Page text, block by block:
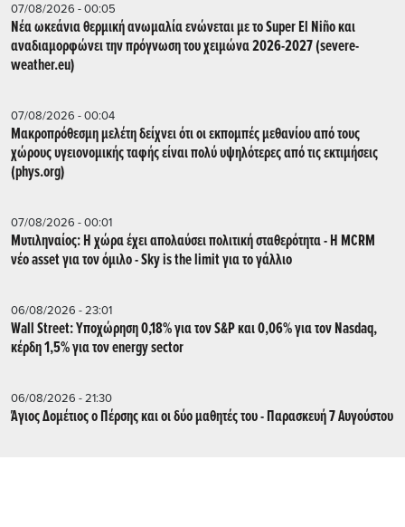
07/08/2026 - 00:05
Νέα ωκεάνια θερμική ανωμαλία ενώνεται με το Super El Niño και
αναδιαμορφώνει την πρόγνωση του χειμώνα 2026-2027 (severe-
weather.eu)
07/08/2026 - 00:04
Μακροπρόθεσμη μελέτη δείχνει ότι οι εκπομπές μεθανίου από τους
χώρους υγειονομικής ταφής είναι πολύ υψηλότερες από τις εκτιμήσεις
(phys.org)
07/08/2026 - 00:01
Μυτιληναίος: Η χώρα έχει απολαύσει πολιτική σταθερότητα - Η MCRM
νέο asset για τον όμιλο - Sky is the limit για το γάλλιο
06/08/2026 - 23:01
Wall Street: Υποχώρηση 0,18% για τον S&P και 0,06% για τον Nasdaq,
κέρδη 1,5% για τον energy sector
06/08/2026 - 21:30
Άγιος Δομέτιος ο Πέρσης και οι δύο μαθητές του - Παρασκευή 7 Αυγούστου